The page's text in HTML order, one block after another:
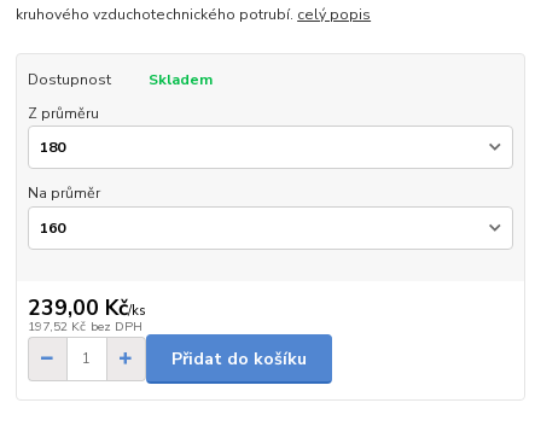
kruhového vzduchotechnického potrubí. celý popis
Dostupnost
Skladem
Z průměru
Na průměr
239,00 Kč/ks
197,52 Kč bez DPH
Přidat do košíku